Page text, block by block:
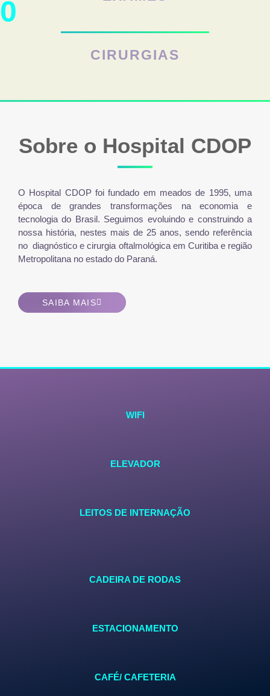
0
CIRURGIAS
Sobre o Hospital CDOP
O Hospital CDOP foi fundado em meados de 1995, uma
época de grandes transformações na economia e
tecnologia do Brasil. Seguimos evoluindo e construindo a
nossa história, nestes mais de 25 anos, sendo referência
no diagnóstico e cirurgia oftalmológica em Curitiba e região
Metropolitana no estado do Paraná.
SAIBA MAIS
WIFI
ELEVADOR
LEITOS DE INTERNAÇÃO
CADEIRA DE RODAS
ESTACIONAMENTO
CAFÉ/ CAFETERIA